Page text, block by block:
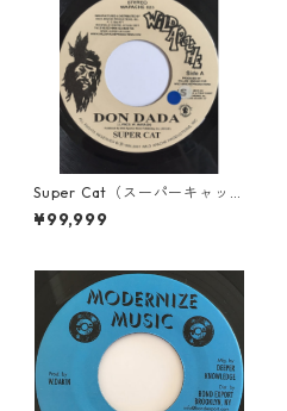
Super Cat（スーパーキャッ
ト） - Don Dada【7inch】
¥99,999